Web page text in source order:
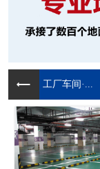
工厂车间·...